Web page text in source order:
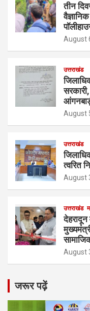
तीन
August
उत्तराखंड
August
उत्तराखंड
त्वरित
August
उत्तराखंड
August
जरूर पढ़ें